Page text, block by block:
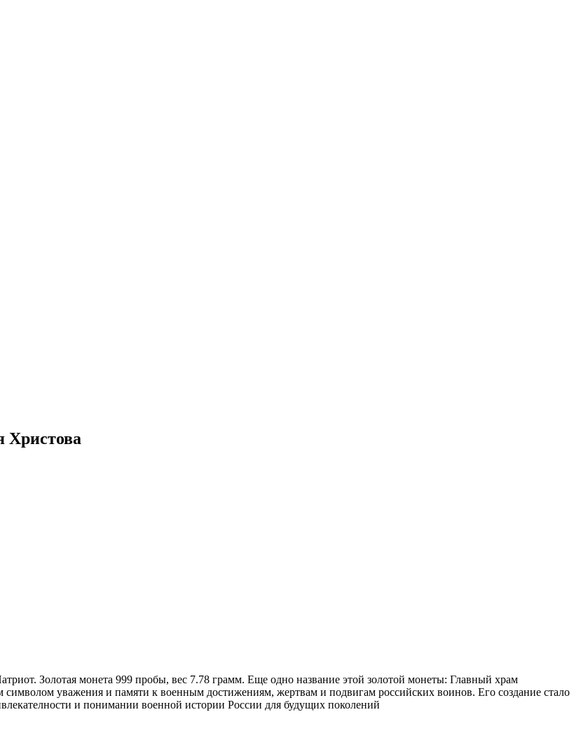
Христова
Золотая монета 999 пробы, вес 7.78 грамм. Еще одно название этой золотой монеты: Главный храм
уважения и памяти к военным достижениям, жертвам и подвигам российских воинов. Его создание стало
и понимании военной истории России для будущих поколений